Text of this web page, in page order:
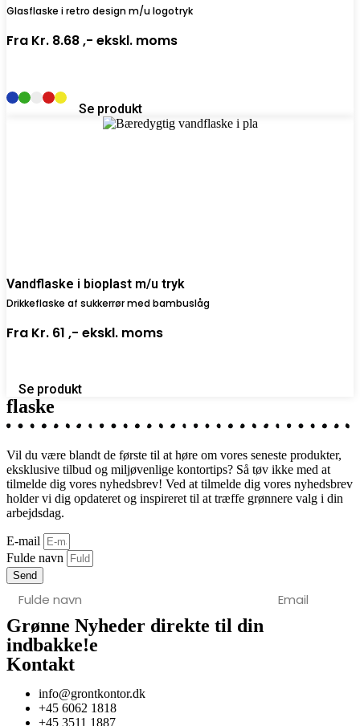
Glasflaske i retro design m/u logotryk
Fra Kr. 8.68 ,- ekskl. moms
Se produkt
Vandflaske i bioplast m/u tryk
Drikkeflaske af sukkerrør med bambuslåg
Fra Kr. 61 ,- ekskl. moms
Se produkt
flaske
Vil du være blandt de første til at høre om vores seneste produkter,
eksklusive tilbud og miljøvenlige kontortips? Så tøv ikke med at
tilmelde dig vores nyhedsbrev! Ved at tilmelde dig vores nyhedsbrev
holder vi dig opdateret og inspireret til at træffe grønnere valg i din
arbejdsdag.
E-mail
Fulde navn
Send
Grønne Nyheder direkte til din
indbakke!e
Kontakt
info@grontkontor.dk
+45 6062 1818
+45 3511 1887